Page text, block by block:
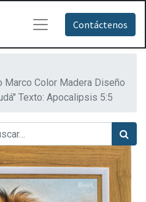
Contáctenos
Marco Color Madera Diseño
Texto: Apocalipsis 5:5